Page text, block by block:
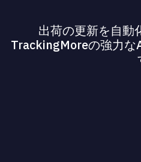
出荷の更新を自動
TrackingMoreの強力な